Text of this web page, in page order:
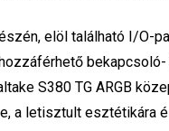
elöl található I/O-
S380 TG ARGB
a letisztult esztétikára